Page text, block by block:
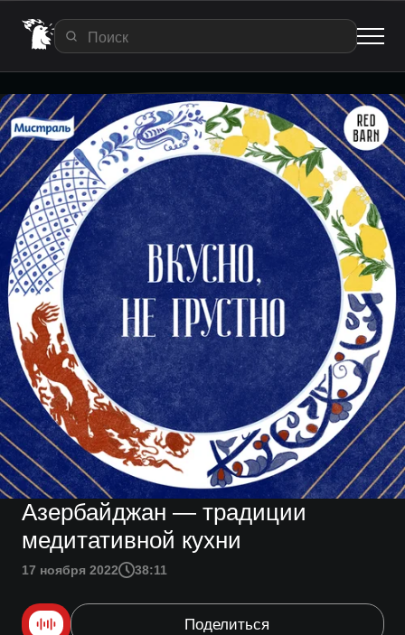
Азербайджан — традиции
медитативной кухни
17 ноября 2022 38:11
Поделиться